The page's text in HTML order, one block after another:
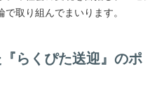
取り組んでまいります。
らくぴた送迎』のポ